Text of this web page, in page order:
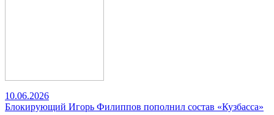
10.06.2026
Блокирующий Игорь Филиппов пополнил состав «Кузбасса»